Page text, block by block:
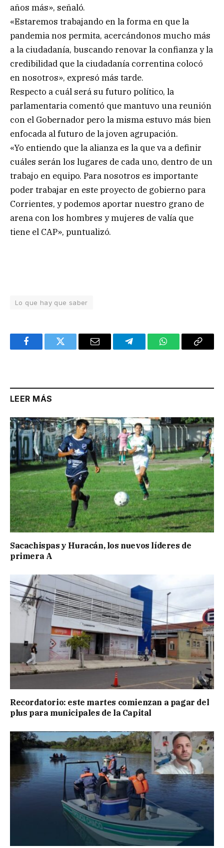
años más», señaló.
«Estaremos trabajando en la forma en que la
pandemia nos permita, acercándonos mucho más
a la ciudadanía, buscando renovar la confianza y la
credibilidad que la ciudadanía correntina colocó
en nosotros», expresó más tarde.
Respecto a cuál será su futuro político, la
parlamentaria comentó que mantuvo una reunión
con el Gobernador pero la misma estuvo más bien
enfocada al futuro de la joven agrupación.
«Yo entiendo que la alianza es la que va a definir
cuáles serán los lugares de cada uno, dentro de un
trabajo en equipo. Para nosotros es importante
poder trabajar en este proyecto de gobierno para
Corrientes, y podemos aportar nuestro grano de
arena con los hombres y mujeres de valía que
tiene el CAP», puntualizó.
Lo que hay que saber
FacebookTwitter Email TelegramWhatsAppCopy
LEER MÁS
Sacachispas y Huracán, los nuevos líderes de
primera A
Recordatorio: este martes comienzan a pagar del
plus para municipales de la Capital